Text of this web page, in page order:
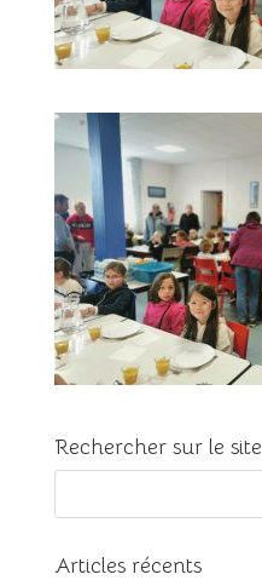
Rechercher sur le site
Articles récents